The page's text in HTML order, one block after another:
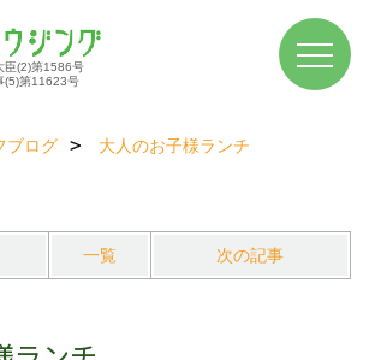
(2)第1586号
(5)第11623号
ブログ 大人のお子様ランチ
一覧 次の記事